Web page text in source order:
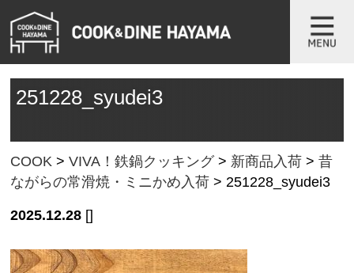
251228_syudei3
COOK >VIVA！鉄鍋クッキング> 新商品入荷 >昔
ながらの常滑焼・ミニかめ入荷 > 251228_syudei3
2025.12.28 []